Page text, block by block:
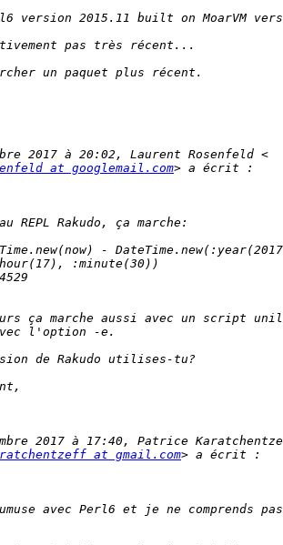
at googlemail.com
at gmail.com